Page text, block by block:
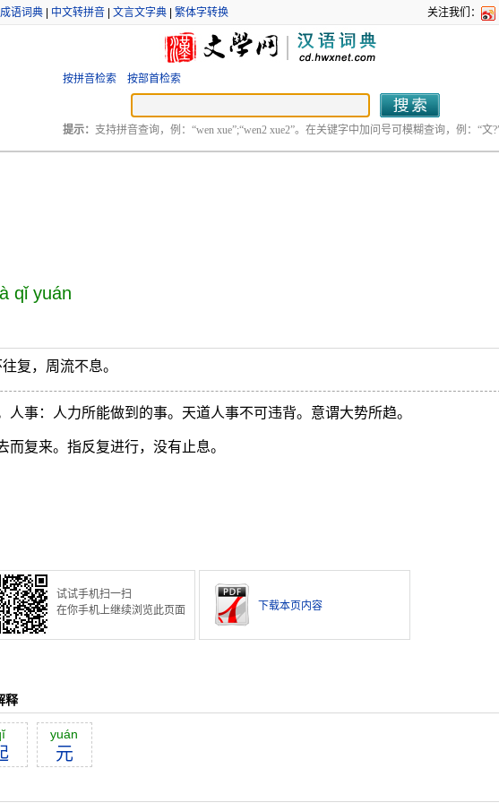
成语词典| 中文转拼音| 文言文字典| 繁体字转换 关注我们：
按拼音检索 按部首检索
提示： 支持拼音查询，例：“wen xue”;“wen2 xue2”。在关键字中加问号可模糊查询，例：“文?”
qǐ yuán
复，周流不息。
人事：人力所能做到的事。天道人事不可违背。意谓大势所趋。
而复来。指反复进行，没有止息。
试试手机扫一扫
在你手机上继续浏览此页面
下载本页内容
释
yuán
元